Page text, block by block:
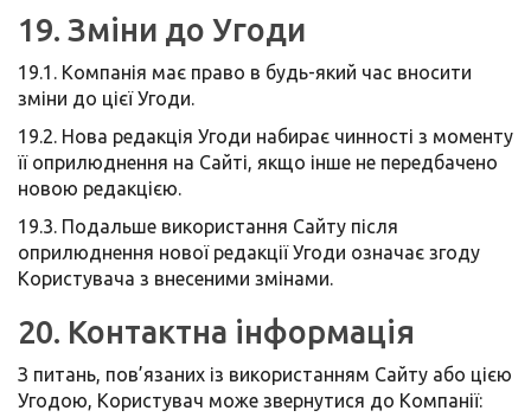
19. Зміни до Угоди
19.1. Компанія має право в будь-який час вносити
зміни до цієї Угоди.
19.2. Нова редакція Угоди набирає чинності з моменту
її оприлюднення на Сайті, якщо інше не передбачено
новою редакцією.
19.3. Подальше використання Сайту після
оприлюднення нової редакції Угоди означає згоду
Користувача з внесеними змінами.
20. Контактна інформація
З питань, пов’язаних із використанням Сайту або цією
Угодою, Користувач може звернутися до Компанії: